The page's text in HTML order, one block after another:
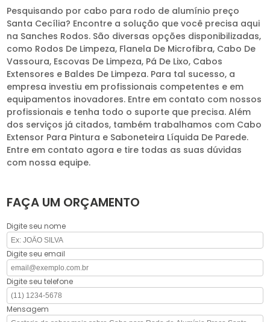
Pesquisando por cabo para rodo de alumínio preço
Santa Cecília? Encontre a solução que você precisa aqui
na Sanches Rodos. São diversas opções disponibilizadas,
como Rodos De Limpeza, Flanela De Microfibra, Cabo De
Vassoura, Escovas De Limpeza, Pá De Lixo, Cabos
Extensores e Baldes De Limpeza. Para tal sucesso, a
empresa investiu em profissionais competentes e em
equipamentos inovadores. Entre em contato com nossos
profissionais e tenha todo o suporte que precisa. Além
dos serviços já citados, também trabalhamos com Cabo
Extensor Para Pintura e Saboneteira Líquida De Parede.
Entre em contato agora e tire todas as suas dúvidas
com nossa equipe.
FAÇA UM ORÇAMENTO
Digite seu nome
Digite seu email
Digite seu telefone
Mensagem